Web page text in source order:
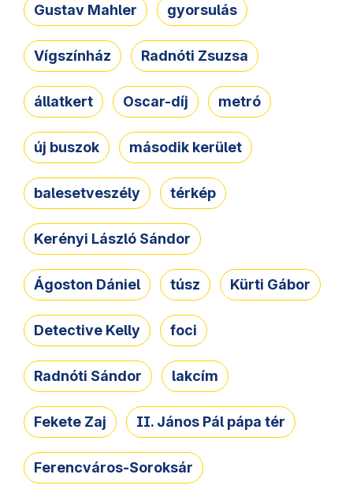
Gustav Mahler gyorsulás
Vígszínház Radnóti Zsuzsa
állatkert Oscar-díj metró
új buszok második kerület
balesetveszély térkép
Kerényi László Sándor
Ágoston Dániel túsz Kürti Gábor
Detective Kelly foci
Radnóti Sándor lakcím
Fekete Zaj II. János Pál pápa tér
Ferencváros-Soroksár